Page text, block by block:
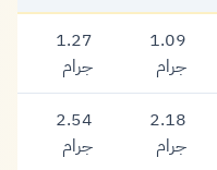
1.09
جرام
1.27
جرام
2.18
جرام
2.54
جرام